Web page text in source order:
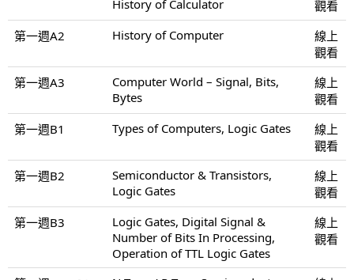
History of Calculator
觀看
第一週A2
History of Computer
線上
觀看
第一週A3
Computer World – Signal, Bits,
Bytes
線上
觀看
第一週B1
Types of Computers, Logic Gates
線上
觀看
第一週B2
Semiconductor & Transistors,
Logic Gates
線上
觀看
第一週B3
Logic Gates, Digital Signal &
Number of Bits In Processing,
Operation of TTL Logic Gates
線上
觀看